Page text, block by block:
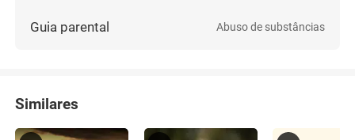
Guia parental Abuso de substâncias
Similares